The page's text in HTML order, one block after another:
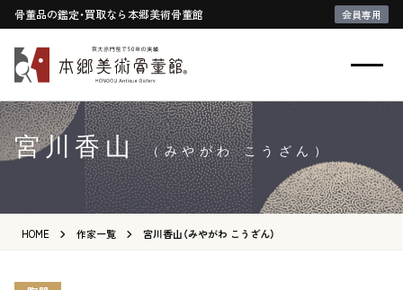
骨董品の鑑定・買取なら本郷美術骨董館 会員専用
宮川香山 （みやがわ こうざん）
HOME 作家一覧 宮川香山（みやがわ こうざん）